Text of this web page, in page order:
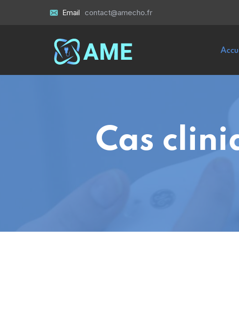
Email contact@amecho.fr
Cas